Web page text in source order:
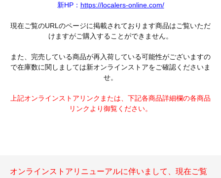
新HP： https://localers-online.com/
現在ご覧のURLのページに掲載されております商品はご覧いただ
けますがご購入することができません。
また、完売している商品が再入荷している可能性がございますの
で在庫数に関しましては新オンラインストアをご確認くださいま
せ。
上記オンラインストアリンクまたは、下記各商品詳細欄の各商品
リンクより御覧ください。
オンラインストアリニューアルに伴いまして、現在ご覧